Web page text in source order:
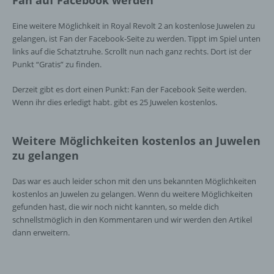
Eine weitere Möglichkeit in Royal Revolt 2 an kostenlose Juwelen zu
gelangen, ist Fan der Facebook-Seite zu werden. Tippt im Spiel unten
links auf die Schatztruhe. Scrollt nun nach ganz rechts. Dort ist der
Punkt “Gratis” zu finden.
Derzeit gibt es dort einen Punkt: Fan der Facebook Seite werden.
Wenn ihr dies erledigt habt. gibt es 25 Juwelen kostenlos.
Weitere Möglichkeiten kostenlos an Juwelen
zu gelangen
Das war es auch leider schon mit den uns bekannten Möglichkeiten
kostenlos an Juwelen zu gelangen. Wenn du weitere Möglichkeiten
gefunden hast, die wir noch nicht kannten, so melde dich
schnellstmöglich in den Kommentaren und wir werden den Artikel
dann erweitern.
Interessen, Zuverlässigkeit, Verhalten,
natürlichen Person zu analysieren oder
vorherzusagen.
f) Pseudonymisierung
auf welche die personenbezogenen Daten
ohne Hinzuziehung zusätzlicher
Informationen nicht mehr einer spezifischen
können, sofern diese zusätzlichen
Informationen gesondert aufbewahrt werden
und technischen und organisatorischen
Maßnahmen unterliegen, die gewährleisten,
dass die personenbezogenen Daten nicht